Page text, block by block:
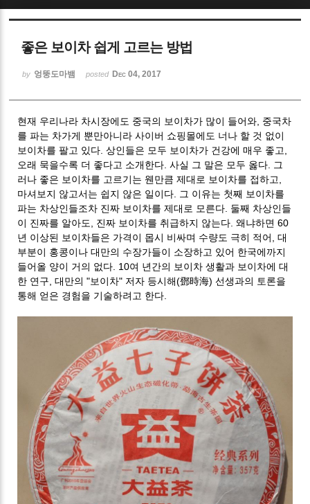
좋은 보이차 쉽게 고르는 방법
by 엉뚱도마뱀 posted Dec 04, 2017
현재 우리나라 차시장에도 중국의 보이차가 많이 들어와, 중국차
를 파는 차가게 뿐만아니라 사이버 쇼핑몰에도 너나 할 것 없이
보이차를 팔고 있다. 상인들은 모두 보이차가 건강에 매우 좋고,
오래 묵을수록 더 좋다고 소개한다. 사실 그 말은 모두 옳다. 그
러나 좋은 보이차를 고르기는 웬만큼 제대로 보이차를 접하고,
마셔보지 않고서는 쉽지 않은 일이다. 그 이유는 첫째 보이차를
파는 차상인들조차 진짜 보이차를 제대로 모른다. 둘째 차상인들
이 진짜를 알아도, 진짜 보이차를 취급하지 않는다. 왜냐하면 60
년 이상된 보이차들은 가격이 몹시 비싸며 수량도 극히 적어, 대
부분이 홍콩이나 대만의 수장가들이 소장하고 있어 한국에까지
들어올 양이 거의 없다. 10여 년간의 보이차 생활과 보이차에 대
한 연구, 대만의 "보이차" 저자 등시해(鄧時海) 선생과의 토론을
통해 얻은 경험을 기술하려고 한다.
Sketchbook5, 스케치북5
Sketchbook5, 스케치북5